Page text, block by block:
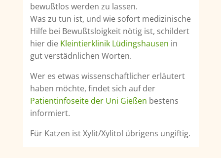
bewußtlos werden zu lassen.
Was zu tun ist, und wie sofort medizinische
Hilfe bei Bewußtsloigkeit nötig ist, schildert
hier die Kleintierklinik Lüdingshausen in
gut verstädnlichen Worten.
Wer es etwas wissenschaftlicher erläutert
haben möchte, findet sich auf der
Patientinfoseite der Uni Gießen bestens
informiert.
Für Katzen ist Xylit/Xylitol übrigens ungiftig.